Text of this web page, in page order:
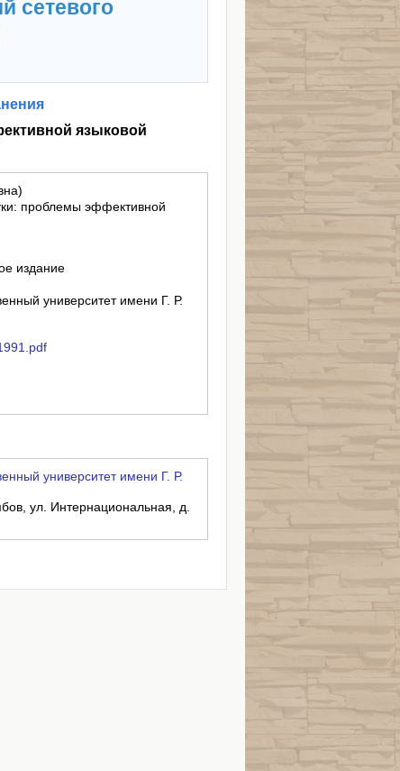
сетевого
языковой
проблемы эффективной
издание
университет имени Г. Р.
университет имени Г. Р.
ул. Интернациональная, д.